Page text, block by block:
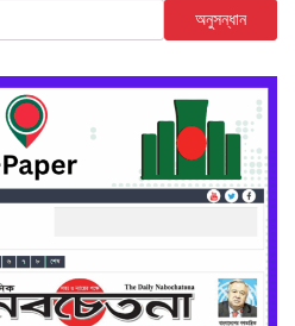
অনুসন্ধান